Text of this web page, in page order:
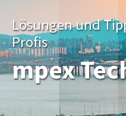
Lösungen und
Profis
mpex